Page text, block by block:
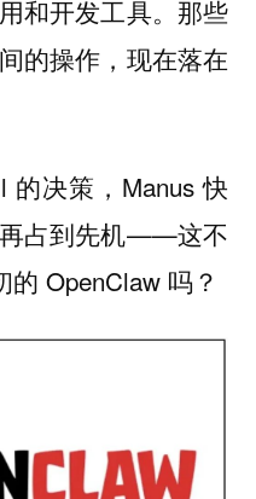
和开发工具。那些
的操作，现在落在
决策，Manus 快
占到先机——这不
OpenClaw 吗？